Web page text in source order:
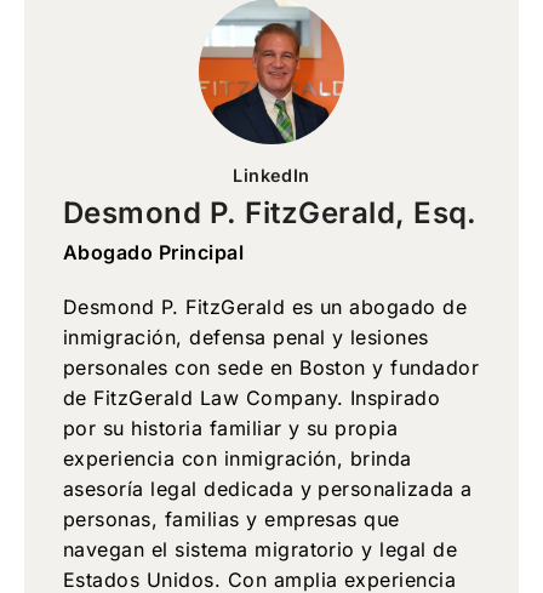
LinkedIn
Desmond P. FitzGerald, Esq.
Abogado Principal
Desmond P. FitzGerald es un abogado de
inmigración, defensa penal y lesiones
personales con sede en Boston y fundador
de FitzGerald Law Company. Inspirado
por su historia familiar y su propia
experiencia con inmigración, brinda
asesoría legal dedicada y personalizada a
personas, familias y empresas que
navegan el sistema migratorio y legal de
Estados Unidos. Con amplia experiencia